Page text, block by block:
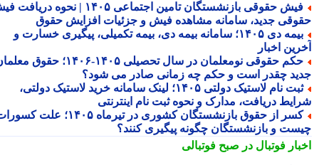
فیش حقوقی بازنشستگان تامین اجتماعی ۱۴۰۵ | نحوه دریافت فیش
جدید، سامانه مشاهده فیش و جزئیات افزایش حقوق
بیمه دی ۱۴۰۵؛ سامانه بیمه دی، بیمه تکمیلی، پیگیری خسارت و
اخبار
حکم حقوقی نومعلمان در سال تحصیلی ۱۴۰۵-۱۴۰۶؛ حقوق معلمان
چقدر است و حکم چه زمانی صادر می شود؟
ثبت نام لاستیک دولتی ۱۴۰۵؛ لینک سامانه خرید لاستیک دولتی،
دریافت، مدارک و نحوه ثبت نام اینترنتی
کسر از حقوق بازنشستگان کشوری در تیرماه ۱۴۰۵؛ علت کسورات
و بازنشستگان چگونه پیگیری کنند؟
فوتبال در صبح فوتبالی